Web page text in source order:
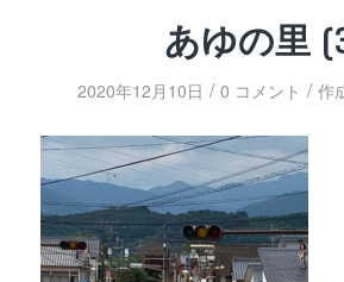
あゆの里
2020年12月10日 / 0 コメント / 作